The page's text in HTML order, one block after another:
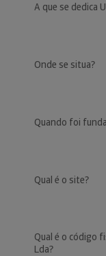
A que se dedica
Onde se situa?
Quando foi
Qual é o site?
Qual é o código
Lda?